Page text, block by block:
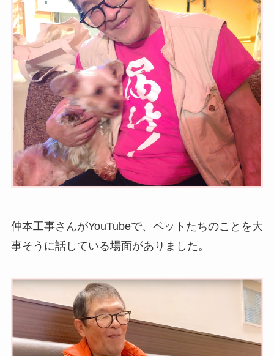
仲本工事さんがYouTubeで、ペットたちのことを大
事そうに話している場面がありました。